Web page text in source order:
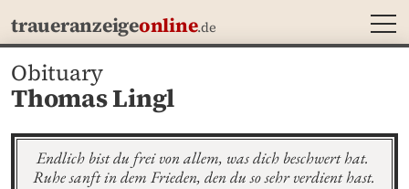
traueranzeigeonline.de
Obituary
Thomas Lingl
Endlich bist du frei von allem, was dich beschwert hat.
Ruhe sanft in dem Frieden, den du so sehr verdient hast.